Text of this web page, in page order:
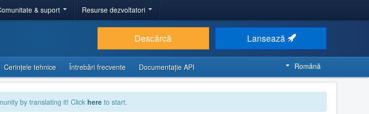
& suport Resurse dezvoltatori
Descărcă Lansează
Cerințele tehnice Întrebări frecvente Documentaţie API Română
by translating it! Click here to start.